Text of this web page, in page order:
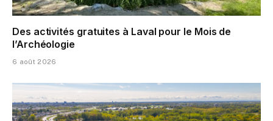
Des activités gratuites à Laval pour le Mois de
l’Archéologie
6 août 2026